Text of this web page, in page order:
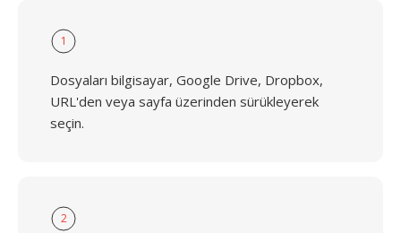
1
Dosyaları bilgisayar, Google Drive, Dropbox,
URL'den veya sayfa üzerinden sürükleyerek
seçin.
2